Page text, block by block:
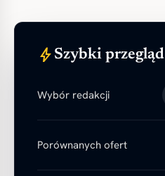
bolt Szybki przegląd
Wybór redakcji
Porównanych ofert